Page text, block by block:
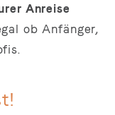
Anreise
ob Anfänger,